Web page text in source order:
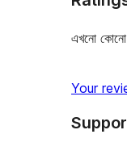
এখনো কোনো
Your